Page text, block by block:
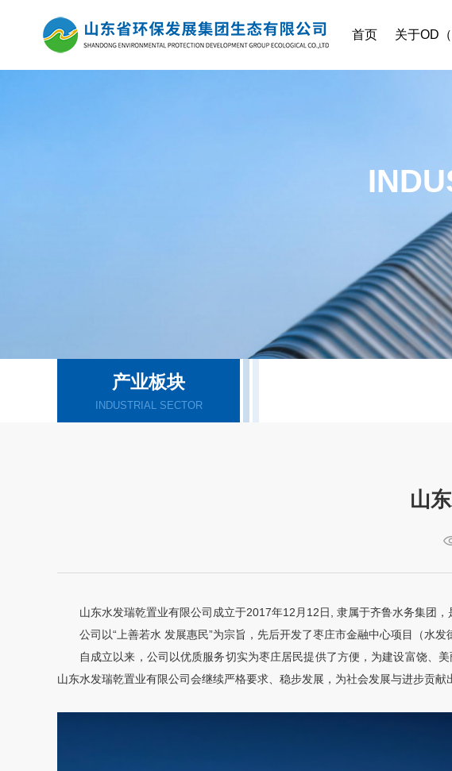
首页 关于OD（
产业板块
INDUSTRIAL SECTOR
山
山东水发瑞乾置业有限公司成立于2017年12月12日, 隶属于齐鲁水务集团
公司以“上善若水 发展惠民”为宗旨，先后开发了枣庄市金融中心项目（水
自成立以来，公司以优质服务切实为枣庄居民提供了方便，为建设富饶、
山东水发瑞乾置业有限公司会继续严格要求、稳步发展，为社会发展与进步贡献